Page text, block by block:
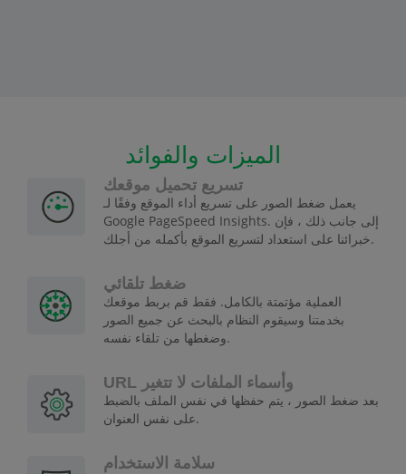
الميزات والفوائد
تسريع تحميل موقعك
يعمل ضغط الصور على تسريع أداء الموقع وفقًا لـ
Google PageSpeed Insights. إلى جانب ذلك ، فإن
خبرائنا على استعداد لتسريع الموقع بأكمله من أجلك.
ضغط تلقائي
العملية مؤتمتة بالكامل. فقط قم بربط موقعك
بخدمتنا وسيقوم النظام بالبحث عن جميع الصور
وضغطها من تلقاء نفسه.
URL وأسماء الملفات لا تتغير
بعد ضغط الصور ، يتم حفظها في نفس الملف بالضبط
على نفس العنوان.
سلامة الاستخدام